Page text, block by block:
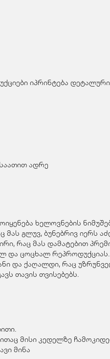
იპრინტება
ადრე
ხელოვნების
გლუვ, ბუნებრივ იერს
რაც მას დამატებით
და ცოცხალ რეპროდუქციას.
და ქაღალდი, რაც
თავის თვისებებს.
მისი კედელზე
მინა